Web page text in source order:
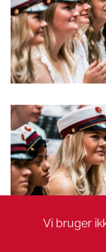
Vi bruger